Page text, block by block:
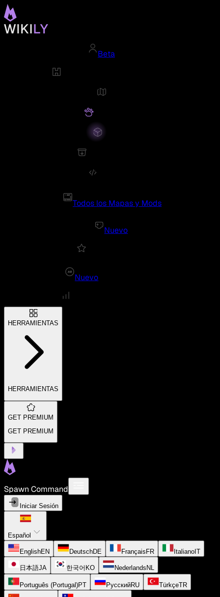
Beta
Todos los Mapas y Mods
Nuevo
Nuevo
HERRAMIENTAS
HERRAMIENTAS
GET PREMIUM
GET PREMIUM
Spawn Command
Iniciar Sesión
Español
EnglishEN DeutschDE Français FR Italiano IT
日本語JA 한국어 KO Nederlands NL
Português (Portugal)PT РусскийRU TürkçeTR